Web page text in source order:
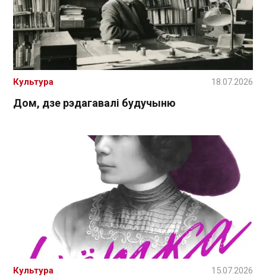
Дом, дзе рэдагавалі будучыню
Культура 18.07.2026
Культура 15.07.2026